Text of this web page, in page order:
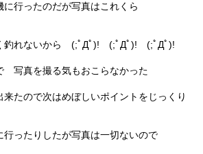
行ったのだが写真はこれくら
釣れないから (;ﾟДﾟ)! (;ﾟДﾟ)! (;ﾟДﾟ)!
写真を撮る気もおこらなかった
たので次はめぼしいポイントをじっくり
行ったりしたが写真は一切ないので